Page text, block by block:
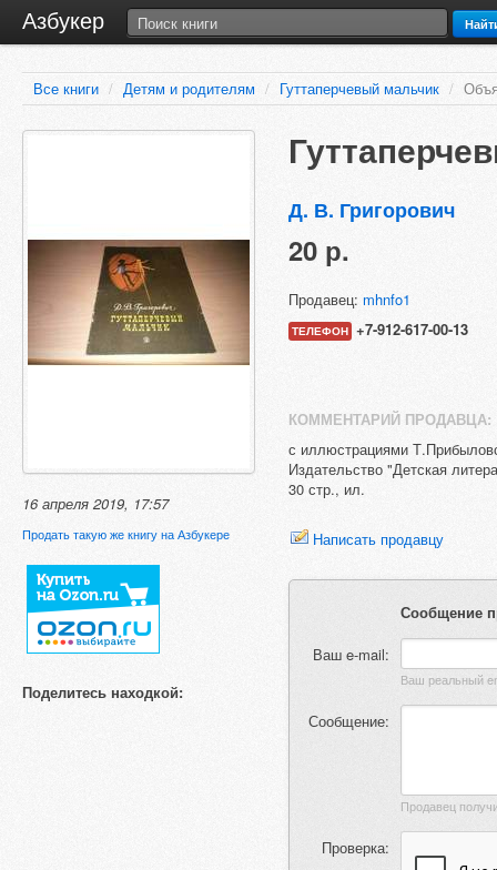
Азбукер
Все книги / Детям и родителям / Гуттаперчевый мальчик /
16 апреля 2019, 17:57
Продать такую же книгу на Азбукере
Поделитесь находкой:
Д. В. Григорович
20 р.
Продавец: mhnfo1
ТЕЛЕФОН +7-912-617-00-13
КОММЕНТАРИЙ ПРОДАВЦА:
с иллюстрациями
Издательство "Детская
30 стр., ил.
Написать продавцу
Сообщение
Ваш e-mail:
Сообщение:
Проверка: